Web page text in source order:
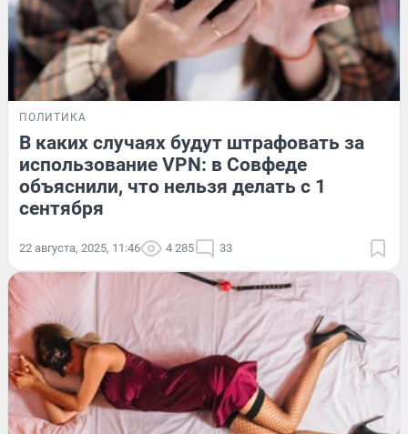
ПОЛИТИКА
В каких случаях будут штрафовать за
использование VPN: в Совфеде
объяснили, что нельзя делать с 1
сентября
22 августа, 2025, 11:46 4 285 33